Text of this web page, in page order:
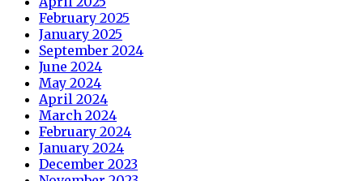
February 2025
January 2025
September 2024
June 2024
May 2024
April 2024
March 2024
February 2024
January 2024
December 2023